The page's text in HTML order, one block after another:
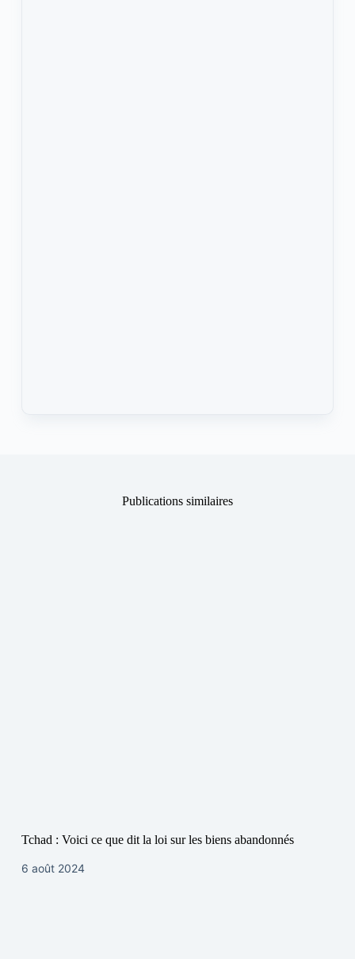
Publications similaires
Tchad : Voici ce que dit la loi sur les biens abandonnés
6 août 2024